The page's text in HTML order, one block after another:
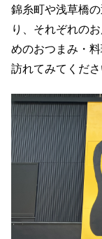
錦糸町や浅草橋
り、それぞれの
めのおつまみ・
訪れてみてくださ